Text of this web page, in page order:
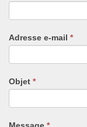
Adresse e-mail *
Objet *
vous
êtes
humain,
remplissez
ce